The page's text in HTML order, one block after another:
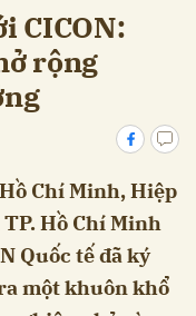
CICON:
rộng
Chí Minh, Hiệp
Hồ Chí Minh
Quốc tế đã ký
một khuôn khổ
Hủy